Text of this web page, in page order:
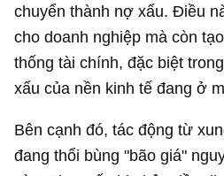
chuyển thành nợ xấu. Điều
cho doanh nghiệp mà còn
thống tài chính, đặc biệt
xấu của nền kinh tế đang ở
Bên cạnh đó, tác động từ
đang thổi bùng "bão giá"